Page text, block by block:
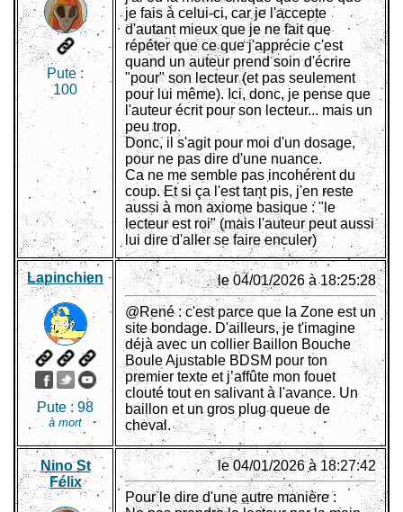
Pute :
100
je fais à celui-ci, car je l'accepte
d'autant mieux que je ne fait que
répéter que ce que j'apprécie c'est
quand un auteur prend soin d'écrire
"pour" son lecteur (et pas seulement
pour lui même). Ici, donc, je pense que
l'auteur écrit pour son lecteur... mais un
peu trop.
Donc, il s'agit pour moi d'un dosage,
pour ne pas dire d'une nuance.
Ca ne me semble pas incohérent du
coup. Et si ça l'est tant pis, j'en reste
aussi à mon axiome basique : "le
lecteur est roi" (mais l'auteur peut aussi
lui dire d'aller se faire enculer)
Lapinchien
Pute : 98
à mort
le 04/01/2026 à 18:25:28
@René : c'est parce que la Zone est un
site bondage. D'ailleurs, je t'imagine
déjà avec un collier Baillon Bouche
Boule Ajustable BDSM pour ton
premier texte et j’affûte mon fouet
clouté tout en salivant à l'avance. Un
baillon et un gros plug queue de
cheval.
Nino St
Félix
le 04/01/2026 à 18:27:42
Pour le dire d'une autre manière :